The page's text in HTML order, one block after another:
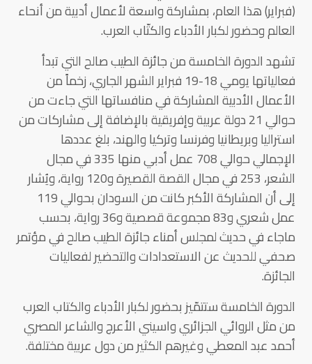
(فبراير) هذا العام، بمشاركة واسعة لأعمال أدبية من أنحاء
العالم وحضور لكبار الأدباء والكتّاب العرب.
تشهد الدورة الخامسة من جائزة الطيب صالح التي تبدأ
فعالياتها يومي 18-19 فبراير الشهر الجاري، زخماً من
الأعمال الأدبية المشاركة في منافساتها التي جاءت من
حوالي 21 دولة عربية وإفريقية بالإضافة إلى مشاركات من
استراليا وبريطانيا وفرنسا وتركيا والهند، بلغ عددها
الإجمالي حوالي 708 عمل أدبي منها 335 في مجال
الشعر، 253 في مجال القصة القصيرة و120 رواية، ويُشار
إلى أن المشاركة الأكبر كانت من السودان بحوالي 119
عمل شعري و83 مجموعة قصصية و36 رواية، بحسب
ماجاء في حديث لمجلس أمناء جائزة الطيب صالح في مؤتمر
صحفي للحديث عن الاستعدادات والتحضير لفعاليات
الجائزة.
الدورة الخامسة ستتمّيز بحضور لكبار الأدباء والكتاب العرب
من مثل الروائي الجزائري واسيني الأعرج والشاعر المصري
أحمد عبد المعطي وغيرهم الكثير من دول عربية مختلفة.